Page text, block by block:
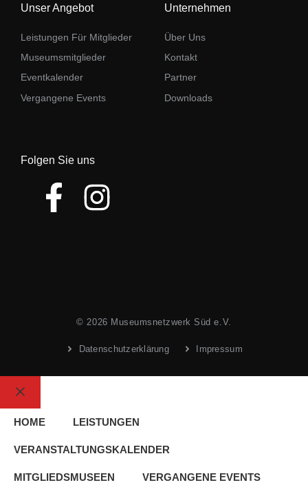
Unser Angebot
Leistungen Für Mitglieder
Museumsmitglieder
Eventkalender
Vergangene Events
Unternehmen
Über Uns
Kontakt
Partner
Downloads
Folgen Sie uns
© 2026 Museumsnetzwerk Süd e.V.
Datenschutzerklärung Impressum
Schließen
HOME LEISTUNGEN
VERANSTALTUNGSKALENDER
MITGLIEDSMUSEEN VERGANGENE EVENTS